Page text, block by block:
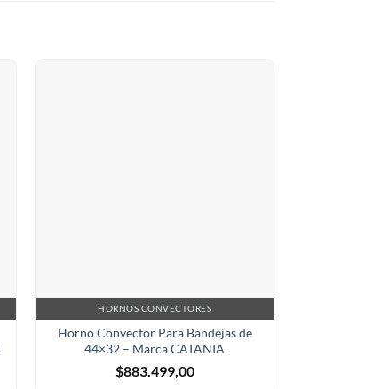
HORNOS CONVECTORES
Horno Convector Para Bandejas de
44×32 – Marca CATANIA
$883.499,00